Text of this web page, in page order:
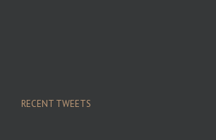
RECENT TWEETS